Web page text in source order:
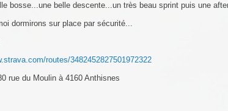
bosse...une belle descente...un très beau sprint puis une
dormirons sur place par sécurité...
routes/3482452827501972322
rue du Moulin à 4160 Anthisnes